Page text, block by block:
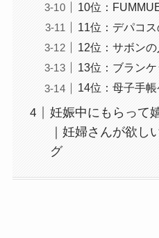
10位：
11位：デパコ
12位：サボンの
13位：ブランケ
14位：母子手帳
妊娠中にもらって
｜妊婦さんが欲し
グ